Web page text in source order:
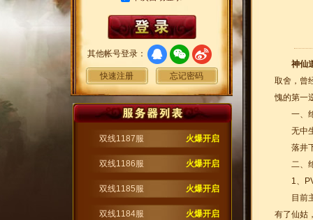
神仙
取舍，曾
愧的第一
一、绝
无中生
落井下
二、绝
1、
目前主
有了仙姑
其他帐号登录：
快速注册 忘记密码
火爆开启
双线1187服
火爆开启
双线1186服
火爆开启
双线1185服
火爆开启
双线1184服